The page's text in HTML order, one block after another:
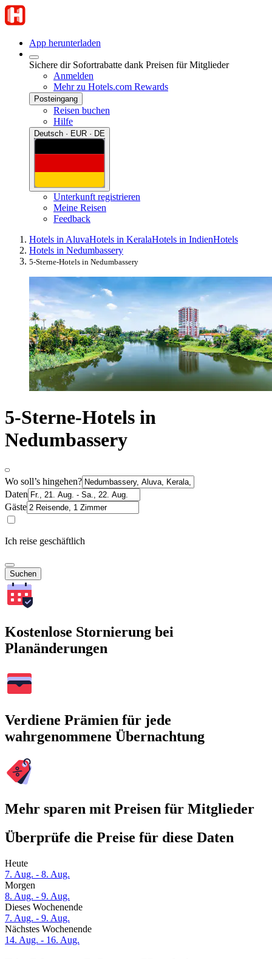
App herunterladen
Sichere dir Sofortrabatte dank Preisen für Mitglieder
Anmelden
Mehr zu Hotels.com Rewards
Posteingang
Reisen buchen
Hilfe
Deutsch · EUR · DE
Unterkunft registrieren
Meine Reisen
Feedback
Hotels in AluvaHotels in KeralaHotels in IndienHotels
Hotels in Nedumbassery
5-Sterne-Hotels in Nedumbassery
5-Sterne-Hotels in
Nedumbassery
Wo soll’s hingehen?
Daten
Gäste
Ich reise geschäftlich
Suchen
Kostenlose Stornierung bei
Planänderungen
Verdiene Prämien für jede
wahrgenommene Übernachtung
Mehr sparen mit Preisen für Mitglieder
Überprüfe die Preise für diese Daten
Heute
7. Aug. - 8. Aug.
Morgen
8. Aug. - 9. Aug.
Dieses Wochenende
7. Aug. - 9. Aug.
Nächstes Wochenende
14. Aug. - 16. Aug.